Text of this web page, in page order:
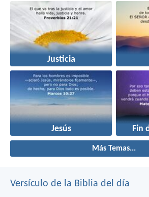
Justicia
Jesús Fin
Más Temas...
Versículo de la Biblia del día